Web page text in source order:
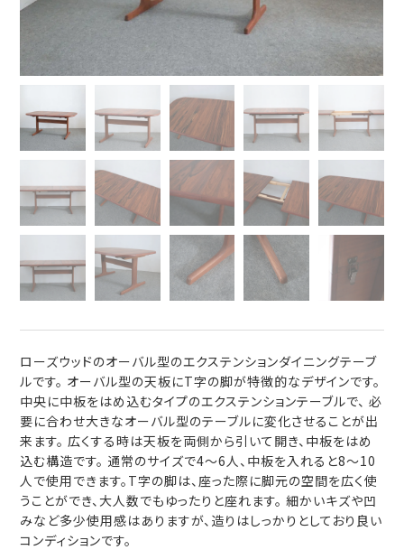
ローズウッドのオーバル型のエクステンションダイニングテーブ
ルです。 オーバル型の天板にT字の脚が特徴的なデザインです。
中央に中板をはめ込むタイプのエクステンションテーブルで、 必
要に合わせ大きなオーバル型のテーブルに変化させることが出
来ます。 広くする時は天板を両側から引いて開き、中板をはめ
込む構造です。 通常のサイズで4～6人、中板を入れると8～10
人で使用できます。T字の脚は、座った際に脚元の空間を広く使
うことができ、大人数でもゆったりと座れます。 細かいキズや凹
みなど多少使用感はありますが、造りはしっかりとしており良い
コンディションです。